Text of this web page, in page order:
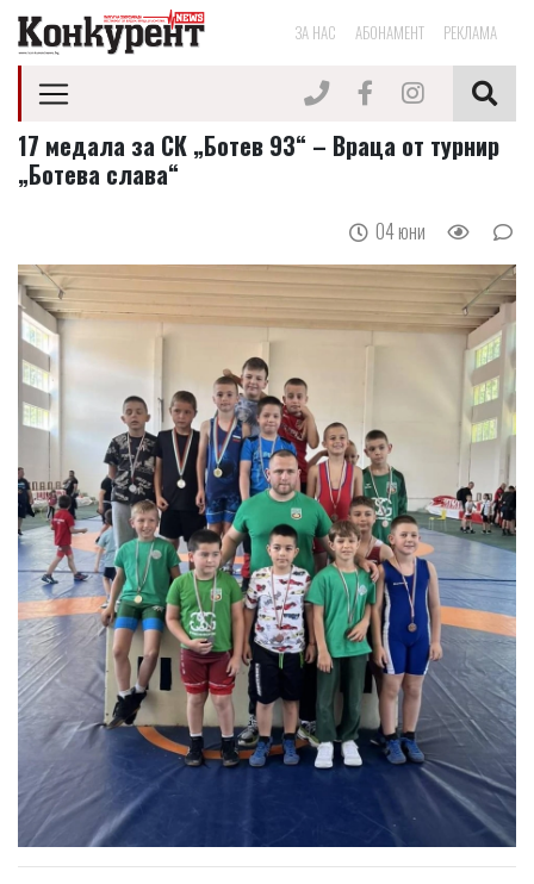
ЗА НАС АБОНАМЕНТ РЕКЛАМА
17 медала за СК „Ботев 93“ – Враца от турнир
„Ботева слава“
04 юни